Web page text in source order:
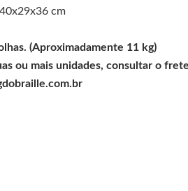
cm
(Aproximadamente 11 kg)
ou mais unidades, consultar o